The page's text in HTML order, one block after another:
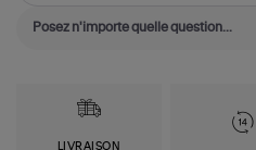
LIVRAISON